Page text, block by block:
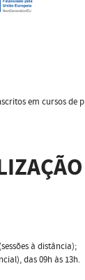
em cursos
à distância);
das 09h às 13h.